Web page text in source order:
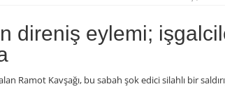
direniş eylemi;
Ramot Kavşağı, bu sabah şok edici silahlı bir